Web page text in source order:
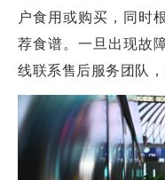
户食用或购买，同时
荐食谱。一旦出现故
线联系售后服务团队，